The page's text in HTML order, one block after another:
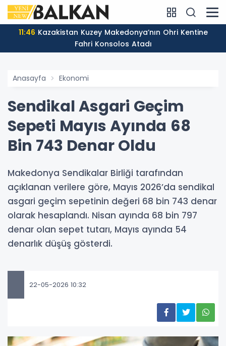
11:46
Fahri Konsolos Atadı
Anasayfa Ekonomi
Sendikal Asgari Geçim
Sepeti Mayıs Ayında 68
Bin 743 Denar Oldu
Makedonya Sendikalar Birliği tarafından
açıklanan verilere göre, Mayıs 2026’da sendikal
asgari geçim sepetinin değeri 68 bin 743 denar
olarak hesaplandı. Nisan ayında 68 bin 797
denar olan sepet tutarı, Mayıs ayında 54
denarlık düşüş gösterdi.
22-05-2026 10:32